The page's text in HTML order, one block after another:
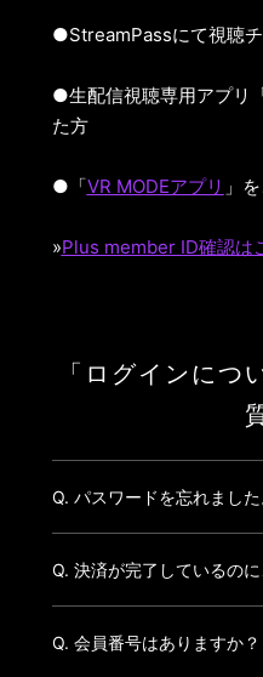
●StreamPassにて視聴
●生配信視聴専用アプリ
た方
●「VR MODEアプリ 」
»Plus member ID確認は
「ログインにつ
Q. パスワードを忘れました
Q. 決済が完了しているのに
Q. 会員番号はありますか？